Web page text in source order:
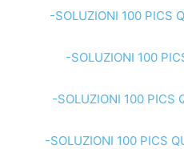
-SOLUZIONI 100 PICS
-SOLUZIONI 100
-SOLUZIONI 100 PICS
-SOLUZIONI 100 PICS